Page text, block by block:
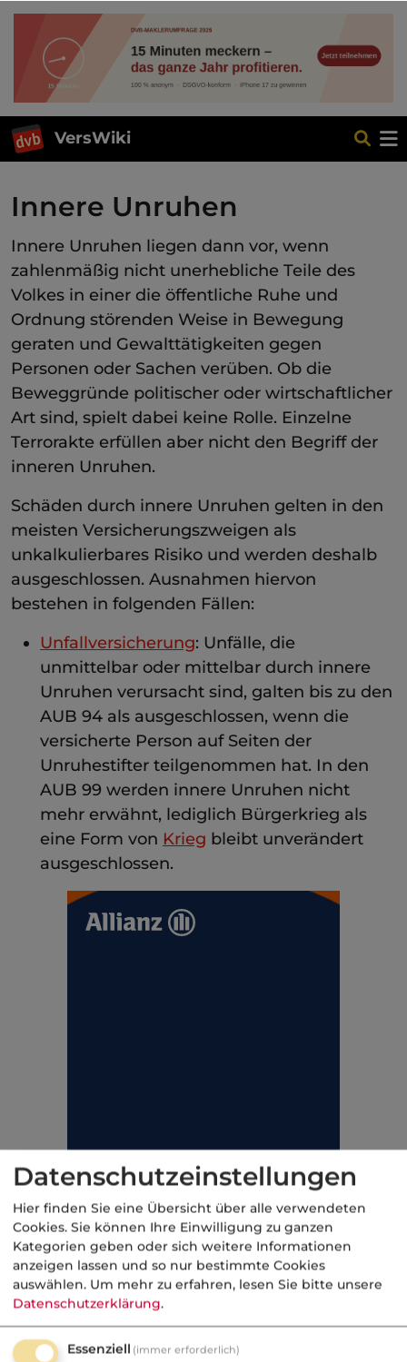
VersWiki
Innere Unruhen
Innere Unruhen liegen dann vor, wenn
zahlenmäßig nicht unerhebliche Teile des
Volkes in einer die öffentliche Ruhe und
Ordnung störenden Weise in Bewegung
geraten und Gewalttätigkeiten gegen
Personen oder Sachen verüben. Ob die
Beweggründe politischer oder wirtschaftlicher
Art sind, spielt dabei keine Rolle. Einzelne
Terrorakte erfüllen aber nicht den Begriff der
inneren Unruhen.
Schäden durch innere Unruhen gelten in den
meisten Versicherungszweigen als
unkalkulierbares Risiko und werden deshalb
ausgeschlossen. Ausnahmen hiervon
bestehen in folgenden Fällen:
Unfallversicherung: Unfälle, die
unmittelbar oder mittelbar durch innere
Unruhen verursacht sind, galten bis zu den
AUB 94 als ausgeschlossen, wenn die
versicherte Person auf Seiten der
Unruhestifter teilgenommen hat. In den
AUB 99 werden innere Unruhen nicht
mehr erwähnt, lediglich Bürgerkrieg als
eine Form von Krieg bleibt unverändert
ausgeschlossen.
Datenschutzeinstellungen
Hier finden Sie eine Übersicht über alle verwendeten
Cookies. Sie können Ihre Einwilligung zu ganzen
Kategorien geben oder sich weitere Informationen
anzeigen lassen und so nur bestimmte Cookies
auswählen. Um mehr zu erfahren, lesen Sie bitte unsere
Datenschutzerklärung.
Essenziell (immer erforderlich)